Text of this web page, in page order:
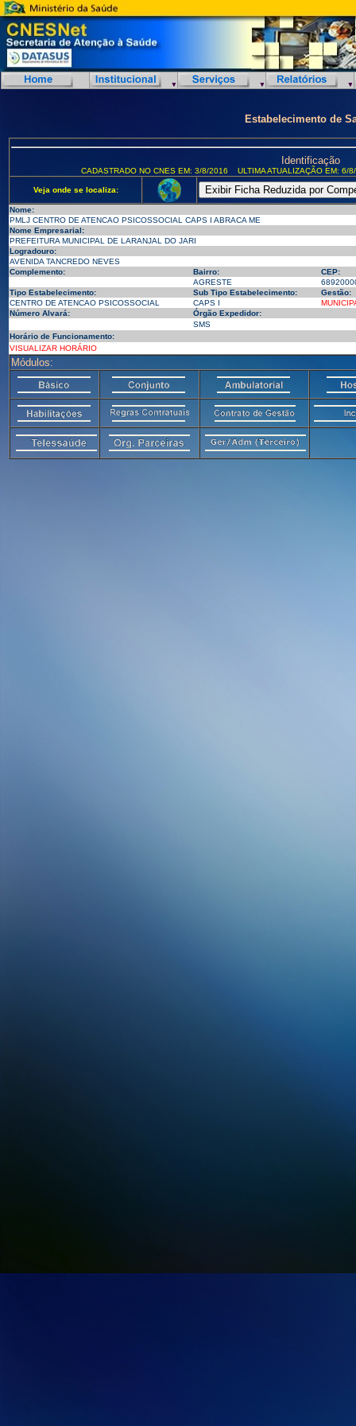
Estabelecimento de
Identificação
CADASTRADO NO CNES EM: 3/8/2016 ULTIMA ATUALIZAÇÃO EM:
Veja onde se localiza:
Nome:
PMLJ CENTRO DE ATENCAO PSICOSSOCIAL CAPS I ABRACA ME
Nome Empresarial:
PREFEITURA MUNICIPAL DE LARANJAL DO JARI
Logradouro:
AVENIDA TANCREDO NEVES
Complemento:
Bairro:
CEP:
AGRESTE
Tipo Estabelecimento:
Sub Tipo Estabelecimento:
Gestão:
CENTRO DE ATENCAO PSICOSSOCIAL
CAPS I
Número Alvará:
Órgão Expedidor:
SMS
Horário de Funcionamento:
VISUALIZAR HORÁRIO
Módulos: